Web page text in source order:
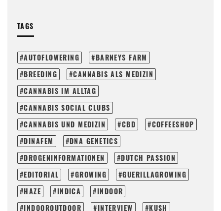
TAGS
AUTOFLOWERING
BARNEYS FARM
BREEDING
CANNABIS ALS MEDIZIN
CANNABIS IM ALLTAG
CANNABIS SOCIAL CLUBS
CANNABIS UND MEDIZIN
CBD
COFFEESHOP
DINAFEM
DNA GENETICS
DROGENINFORMATIONEN
DUTCH PASSION
EDITORIAL
GROWING
GUERILLAGROWING
HAZE
INDICA
INDOOR
INDOOROUTDOOR
INTERVIEW
KUSH